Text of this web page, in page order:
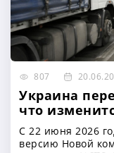
807
Украина
что
С 22 июня 2026
версию Новой